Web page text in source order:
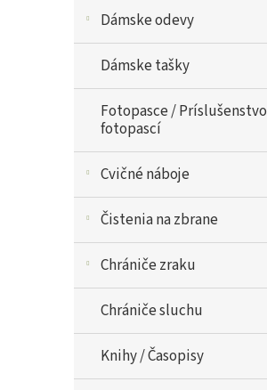
Dámske odevy
Dámske tašky
Fotopasce / Príslušenstvo
fotopascí
Cvičné náboje
Čistenia na zbrane
Chrániče zraku
Chrániče sluchu
Knihy / Časopisy